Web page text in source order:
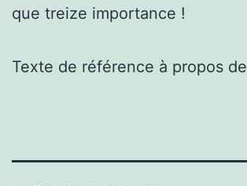
que treize importance !
Texte de référence à propos de